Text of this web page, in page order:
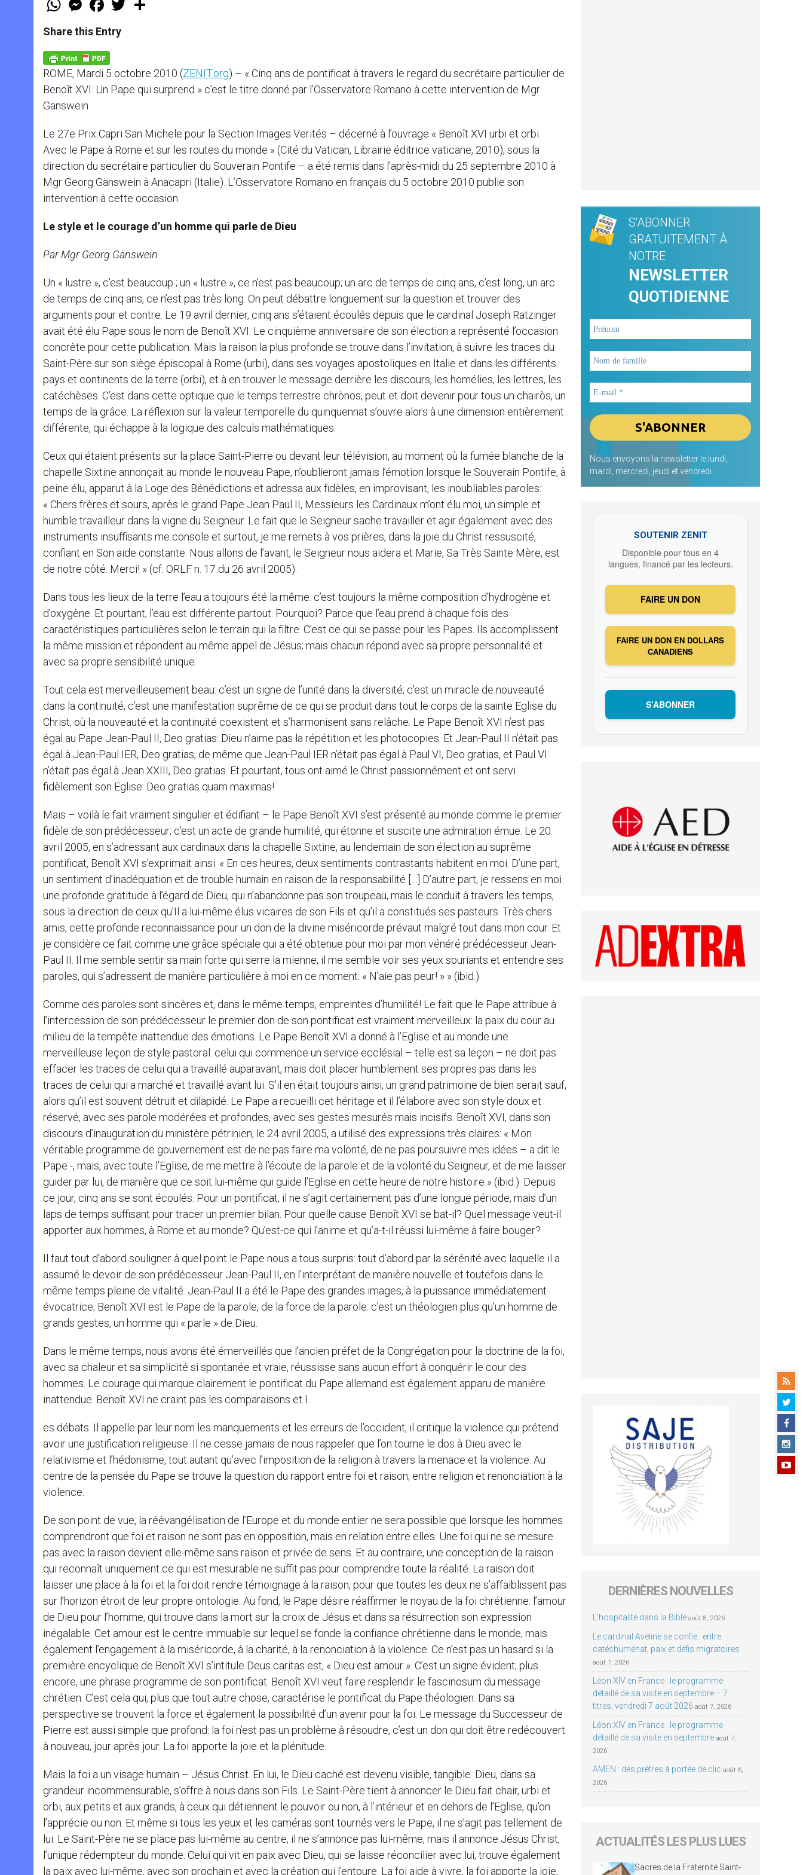
t
s
p
p
e
s
e
g
e
r
a
e
b
k
w
Share this Entry
ROME, Mardi 5 octobre 2010 (ZENIT.org) – « Cinq ans de pontificat à travers le regard du secrétaire particulier de
Benoît XVI. Un Pape qui surprend » c’est le titre donné par l’Osservatore Romano à cette intervention de Mgr
Gänswein
Le 27e Prix Capri San Michele pour la Section Images Verités – décerné à l’ouvrage « Benoît XVI urbi et orbi.
Avec le Pape à Rome et sur les routes du monde » (Cité du Vatican, Librairie éditrice vaticane, 2010), sous la
direction du secrétaire particulier du Souverain Pontife – a été remis dans l’après-midi du 25 septembre 2010 à
Mgr Georg Gänswein à Anacapri (Italie). L’Osservatore Romano en français du 5 octobre 2010 publie son
intervention à cette occasion.
Le style et le courage d’un homme qui parle de Dieu
Par Mgr Georg Gänswein
Un « lustre », c’est beaucoup ; un « lustre », ce n’est pas beaucoup; un arc de temps de cinq ans, c’est long, un arc
de temps de cinq ans, ce n’est pas très long. On peut débattre longuement sur la question et trouver des
arguments pour et contre. Le 19 avril dernier, cinq ans s’étaient écoulés depuis que le cardinal Joseph Ratzinger
avait été élu Pape sous le nom de Benoît XVI. Le cinquième anniversaire de son élection a représenté l’occasion
concrète pour cette publication. Mais la raison la plus profonde se trouve dans l’invitation, à suivre les traces du
Saint-Père sur son siège épiscopal à Rome (urbi), dans ses voyages apostoliques en Italie et dans les différents
pays et continents de la terre (orbi), et à en trouver le message derrière les discours, les homélies, les lettres, les
catéchèses. C’est dans cette optique que le temps terrestre chrònos, peut et doit devenir pour tous un chairòs, un
temps de la grâce. La réflexion sur la valeur temporelle du quinquennat s’ouvre alors à une dimension entièrement
différente, qui échappe à la logique des calculs mathématiques.
Ceux qui étaient présents sur la place Saint-Pierre ou devant leur télévision, au moment où la fumée blanche de la
chapelle Sixtine annonçait au monde le nouveau Pape, n’oublieront jamais l’émotion lorsque le Souverain Pontife, à
peine élu, apparut à la Loge des Bénédictions et adressa aux fidèles, en improvisant, les inoubliables paroles:
« Chers frères et sours, après le grand Pape Jean Paul II, Messieurs les Cardinaux m’ont élu moi, un simple et
humble travailleur dans la vigne du Seigneur. Le fait que le Seigneur sache travailler et agir également avec des
instruments insuffisants me console et surtout, je me remets à vos prières, dans la joie du Christ ressuscité,
confiant en Son aide constante. Nous allons de l’avant, le Seigneur nous aidera et Marie, Sa Très Sainte Mère, est
de notre côté. Merci! » (cf. ORLF n. 17 du 26 avril 2005).
Dans tous les lieux de la terre l’eau a toujours été la même: c’est toujours la même composition d’hydrogène et
d’oxygène. Et pourtant, l’eau est différente partout. Pourquoi? Parce que l’eau prend à chaque fois des
caractéristiques particulières selon le terrain qui la filtre. C’est ce qui se passe pour les Papes. Ils accomplissent
la même mission et répondent au même appel de Jésus; mais chacun répond avec sa propre personnalité et
avec sa propre sensibilité unique.
Tout cela est merveilleusement beau: c’est un signe de l’unité dans la diversité; c’est un miracle de nouveauté
dans la continuité; c’est une manifestation suprême de ce qui se produit dans tout le corps de la sainte Eglise du
Christ, où la nouveauté et la continuité coexistent et s’harmonisent sans relâche. Le Pape Benoît XVI n’est pas
égal au Pape Jean-Paul II, Deo gratias: Dieu n’aime pas la répétition et les photocopies. Et Jean-Paul II n’était pas
égal à Jean-Paul IER, Deo gratias, de même que Jean-Paul IER n’était pas égal à Paul VI, Deo gratias, et Paul VI
n’était pas égal à Jean XXIII, Deo gratias. Et pourtant, tous ont aimé le Christ passionnément et ont servi
fidèlement son Eglise: Deo gratias quam maximas!
Mais – voilà le fait vraiment singulier et édifiant – le Pape Benoît XVI s’est présenté au monde comme le premier
fidèle de son prédécesseur; c’est un acte de grande humilité, qui étonne et suscite une admiration émue. Le 20
avril 2005, en s’adressant aux cardinaux dans la chapelle Sixtine, au lendemain de son élection au suprême
pontificat, Benoît XVI s’exprimait ainsi: « En ces heures, deux sentiments contrastants habitent en moi. D’une part,
un sentiment d’inadéquation et de trouble humain en raison de la responsabilité […] D’autre part, je ressens en moi
une profonde gratitude à l’égard de Dieu, qui n’abandonne pas son troupeau, mais le conduit à travers les temps,
sous la direction de ceux qu’Il a lui-même élus vicaires de son Fils et qu’il a constitués ses pasteurs. Très chers
amis, cette profonde reconnaissance pour un don de la divine miséricorde prévaut malgré tout dans mon cour. Et
je considère ce fait comme une grâce spéciale qui a été obtenue pour moi par mon vénéré prédécesseur Jean-
Paul II. Il me semble sentir sa main forte qui serre la mienne; il me semble voir ses yeux souriants et entendre ses
paroles, qui s’adressent de manière particulière à moi en ce moment: « N’aie pas peur! » » (ibid.)
Comme ces paroles sont sincères et, dans le même temps, empreintes d’humilité! Le fait que le Pape attribue à
l’intercession de son prédécesseur le premier don de son pontificat est vraiment merveilleux: la paix du cour au
milieu de la tempête inattendue des émotions. Le Pape Benoît XVI a donné à l’Eglise et au monde une
merveilleuse leçon de style pastoral: celui qui commence un service ecclésial – telle est sa leçon – ne doit pas
effacer les traces de celui qui a travaillé auparavant, mais doit placer humblement ses propres pas dans les
traces de celui qui a marché et travaillé avant lui. S’il en était toujours ainsi, un grand patrimoine de bien serait sauf,
alors qu’il est souvent détruit et dilapidé. Le Pape a recueilli cet héritage et il l’élabore avec son style doux et
réservé, avec ses parole modérées et profondes, avec ses gestes mesurés mais incisifs. Benoît XVI, dans son
discours d’inauguration du ministère pétrinien, le 24 avril 2005, a utilisé des expressions très claires: « Mon
véritable programme de gouvernement est de ne pas faire ma volonté, de ne pas poursuivre mes idées – a dit le
Pape -, mais, avec toute l’Eglise, de me mettre à l’écoute de la parole et de la volonté du Seigneur, et de me laisser
guider par lui, de manière que ce soit lui-même qui guide l’Eglise en cette heure de notre histoire » (ibid.). Depuis
ce jour, cinq ans se sont écoulés. Pour un pontificat, il ne s’agit certainement pas d’une longue période, mais d’un
laps de temps suffisant pour tracer un premier bilan. Pour quelle cause Benoît XVI se bat-il? Quel message veut-il
apporter aux hommes, à Rome et au monde? Qu’est-ce qui l’anime et qu’a-t-il réussi lui-même à faire bouger?
Il faut tout d’abord souligner à quel point le Pape nous a tous surpris: tout d’abord par la sérénité avec laquelle il a
assumé le devoir de son prédécesseur Jean-Paul II, en l’interprétant de manière nouvelle et toutefois dans le
même temps pleine de vitalité. Jean-Paul II a été le Pape des grandes images, à la puissance immédiatement
évocatrice; Benoît XVI est le Pape de la parole, de la force de la parole: c’est un théologien plus qu’un homme de
grands gestes, un homme qui « parle » de Dieu.
Dans le même temps, nous avons été émerveillés que l’ancien préfet de la Congrégation pour la doctrine de la foi,
avec sa chaleur et sa simplicité si spontanée et vraie, réussisse sans aucun effort à conquérir le cour des
hommes. Le courage qui marque clairement le pontificat du Pape allemand est également apparu de manière
inattendue. Benoît XVI ne craint pas les comparaisons et l
es débats. Il appelle par leur nom les manquements et les erreurs de l’occident, il critique la violence qui prétend
avoir une justification religieuse. Il ne cesse jamais de nous rappeler que l’on tourne le dos à Dieu avec le
relativisme et l’hédonisme, tout autant qu’avec l’imposition de la religion à travers la menace et la violence. Au
centre de la pensée du Pape se trouve la question du rapport entre foi et raison; entre religion et renonciation à la
violence.
De son point de vue, la réévangélisation de l’Europe et du monde entier ne sera possible que lorsque les hommes
comprendront que foi et raison ne sont pas en opposition, mais en relation entre elles. Une foi qui ne se mesure
pas avec la raison devient elle-même sans raison et privée de sens. Et au contraire, une conception de la raison
qui reconnaît uniquement ce qui est mesurable ne suffit pas pour comprendre toute la réalité. La raison doit
laisser une place à la foi et la foi doit rendre témoignage à la raison, pour que toutes les deux ne s’affaiblissent pas
sur l’horizon étroit de leur propre ontologie. Au fond, le Pape désire réaffirmer le noyau de la foi chrétienne: l’amour
de Dieu pour l’homme, qui trouve dans la mort sur la croix de Jésus et dans sa résurrection son expression
inégalable. Cet amour est le centre immuable sur lequel se fonde la confiance chrétienne dans le monde, mais
également l’engagement à la miséricorde, à la charité, à la renonciation à la violence. Ce n’est pas un hasard si la
première encyclique de Benoît XVI s’intitule Deus caritas est, « Dieu est amour ». C’est un signe évident; plus
encore, une phrase programme de son pontificat. Benoît XVI veut faire resplendir le fascinosum du message
chrétien. C’est cela qui, plus que tout autre chose, caractérise le pontificat du Pape théologien. Dans sa
perspective se trouvent la force et également la possibilité d’un avenir pour la foi. Le message du Successeur de
Pierre est aussi simple que profond: la foi n’est pas un problème à résoudre, c’est un don qui doit être redécouvert
à nouveau, jour après jour. La foi apporte la joie et la plénitude.
Mais la foi a un visage humain – Jésus Christ. En lui, le Dieu caché est devenu visible, tangible. Dieu, dans sa
grandeur incommensurable, s’offre à nous dans son Fils. Le Saint-Père tient à annoncer le Dieu fait chair, urbi et
orbi, aux petits et aux grands, à ceux qui détiennent le pouvoir ou non, à l’intérieur et en dehors de l’Eglise, qu’on
l’apprécie ou non. Et même si tous les yeux et les caméras sont tournés vers le Pape, il ne s’agit pas tellement de
lui. Le Saint-Père ne se place pas lui-même au centre, il ne s’annonce pas lui-même, mais il annonce Jésus Christ,
l’unique rédempteur du monde. Celui qui vit en paix avec Dieu, qui se laisse réconcilier avec lui, trouve également
la paix avec lui-même, avec son prochain et avec la création qui l’entoure. La foi aide à vivre, la foi apporte la joie,
S'ABONNER
GRATUITEMENT À
NOTRE
NEWSLETTER
QUOTIDIENNE
Nous envoyons la newsletter le lundi,
mardi, mercredi, jeudi et vendredi
SOUTENIR ZENIT
Disponible pour tous en 4
langues, financé par les lecteurs.
FAIRE UN DON
FAIRE UN DON EN DOLLARS
CANADIENS
S’ABONNER
DERNIÈRES NOUVELLES
L’hospitalité dans la Bible août 8, 2026
Le cardinal Aveline se confie : entre
catéchuménat, paix et défis migratoires
août 7, 2026
Léon XIV en France : le programme
détaillé de sa visite en septembre – 7
titres, vendredi 7 août 2026 août 7, 2026
Léon XIV en France : le programme
détaillé de sa visite en septembre août 7,
2026
AMEN : des prêtres à portée de clic août 6,
2026
ACTUALITÉS LES PLUS LUES
Sacres de la Fraternité Saint-